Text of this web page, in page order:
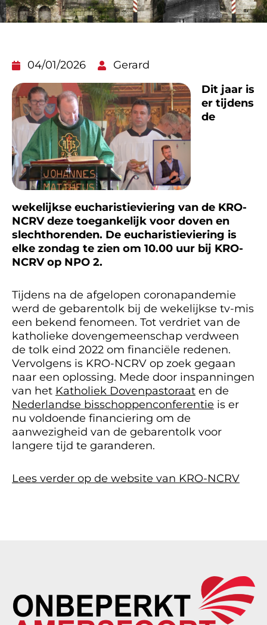
04/01/2026
Gerard
Dit jaar is
er tijdens
de
wekelijkse eucharistieviering van de KRO-
NCRV deze toegankelijk voor doven en
slechthorenden. De eucharistieviering is
elke zondag te zien om 10.00 uur bij KRO-
NCRV op NPO 2.
Tijdens na de afgelopen coronapandemie
werd de gebarentolk bij de wekelijkse tv-mis
een bekend fenomeen. Tot verdriet van de
katholieke dovengemeenschap verdween
de tolk eind 2022 om financiële redenen.
Vervolgens is KRO-NCRV op zoek gegaan
naar een oplossing. Mede door inspanningen
van het Katholiek Dovenpastoraat en de
Nederlandse bisschoppenconferentie is er
nu voldoende financiering om de
aanwezigheid van de gebarentolk voor
langere tijd te garanderen.
Lees verder op de website van KRO-NCRV